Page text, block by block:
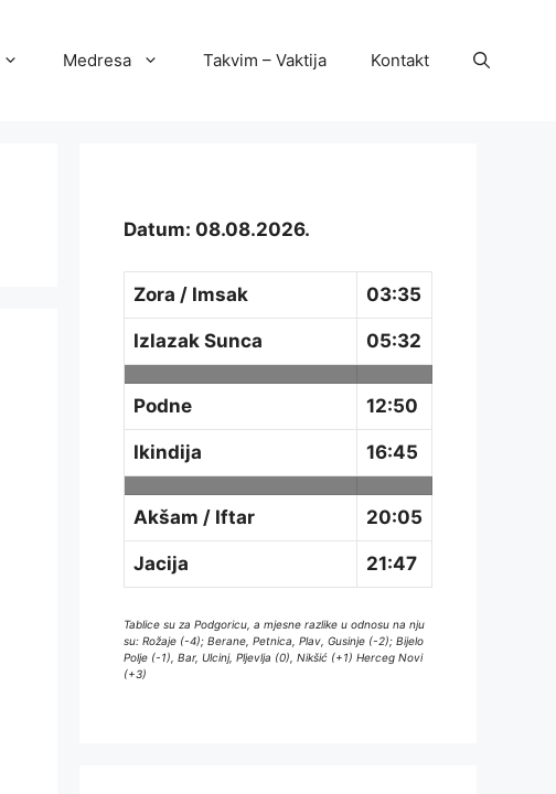
Medresa Takvim – Vaktija Kontakt
Datum: 08.08.2026.
Zora / Imsak 03:35
Izlazak Sunca 05:32
Podne 12:50
Ikindija 16:45
Akšam / Iftar 20:05
Jacija 21:47
Tablice su za Podgoricu, a mjesne razlike u odnosu na nju
su: Rožaje (-4); Berane, Petnica, Plav, Gusinje (-2); Bijelo
Polje (-1), Bar, Ulcinj, Pljevlja (0), Nikšić (+1) Herceg Novi
(+3)